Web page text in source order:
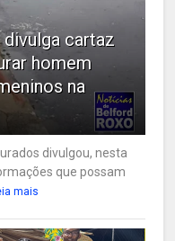
cartaz
homem
na
divulgou, nesta
que possam
mais